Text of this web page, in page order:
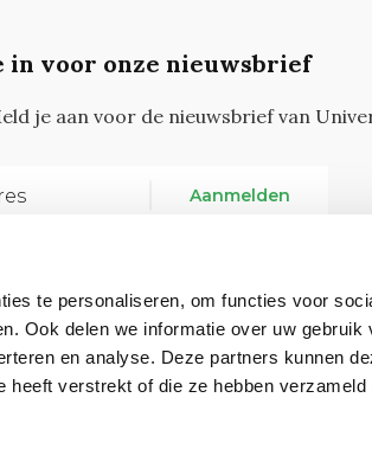
te personaliseren, om functies voor
Ook delen we informatie over uw gebruik
en analyse. Deze partners kunnen
heeft verstrekt of die ze hebben verzameld
in voor onze nieuwsbrief
je aan voor de nieuwsbrief van
Aanmelden
Neem contact met ons